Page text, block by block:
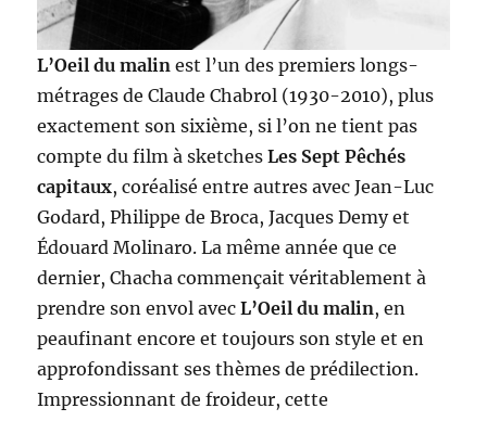
L’Oeil du malinest l’un des premiers longs-
métrages de Claude Chabrol (1930-2010), plus
exactement son sixième, si l’on ne tient pas
compte du film à sketchesLes Sept Pêchés
capitaux, coréalisé entre autres avec Jean-Luc
Godard, Philippe de Broca, Jacques Demy et
Édouard Molinaro. La même année que ce
dernier, Chacha commençait véritablement à
prendre son envol avecL’Oeil du malin, en
peaufinant encore et toujours son style et en
approfondissant ses thèmes de prédilection.
Impressionnant de froideur, cette